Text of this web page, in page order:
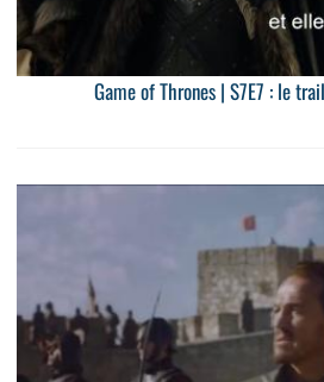
Game of Thrones | S7E7 : le